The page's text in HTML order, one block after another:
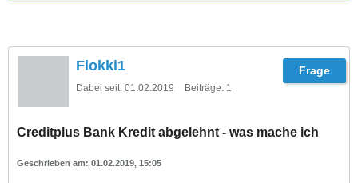
Flokki1
Dabei seit: 01.02.2019 Beiträge: 1
Creditplus Bank Kredit abgelehnt - was mache ich
01.02.2019, 15:05